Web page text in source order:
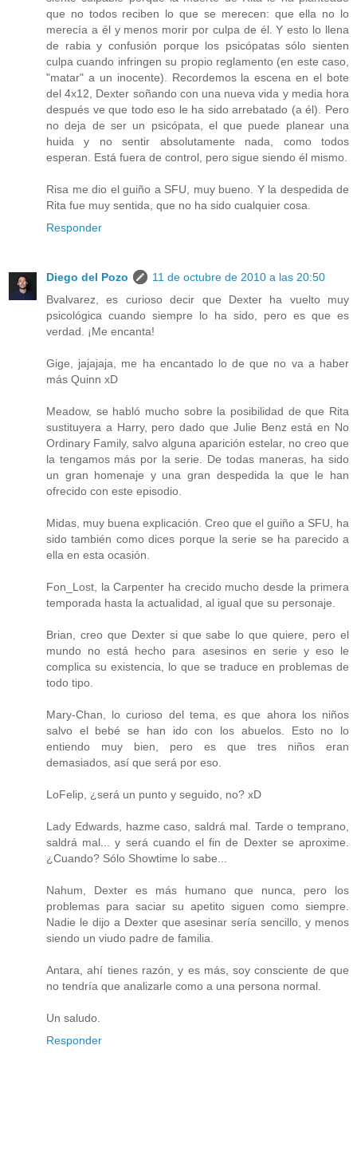
que no todos reciben lo que se merecen: que ella no lo
merecía a él y menos morir por culpa de él. Y esto lo llena
de rabia y confusión porque los psicópatas sólo sienten
culpa cuando infringen su propio reglamento (en este caso,
"matar" a un inocente). Recordemos la escena en el bote
del 4x12, Dexter soñando con una nueva vida y media hora
después ve que todo eso le ha sido arrebatado (a él). Pero
no deja de ser un psicópata, el que puede planear una
huida y no sentir absolutamente nada, como todos
esperan. Está fuera de control, pero sigue siendo él mismo.
Risa me dio el guiño a SFU, muy bueno. Y la despedida de
Rita fue muy sentida, que no ha sido cualquier cosa.
Responder
Diego del Pozo
11 de octubre de 2010 a las 20:50
Bvalvarez, es curioso decir que Dexter ha vuelto muy
psicológica cuando siempre lo ha sido, pero es que es
verdad. ¡Me encanta!
Gige, jajajaja, me ha encantado lo de que no va a haber
más Quinn xD
Meadow, se habló mucho sobre la posibilidad de que Rita
sustituyera a Harry, pero dado que Julie Benz está en No
Ordinary Family, salvo alguna aparición estelar, no creo que
la tengamos más por la serie. De todas maneras, ha sido
un gran homenaje y una gran despedida la que le han
ofrecido con este episodio.
Midas, muy buena explicación. Creo que el guiño a SFU, ha
sido también como dices porque la serie se ha parecido a
ella en esta ocasión.
Fon_Lost, la Carpenter ha crecido mucho desde la primera
temporada hasta la actualidad, al igual que su personaje.
Brian, creo que Dexter si que sabe lo que quiere, pero el
mundo no está hecho para asesinos en serie y eso le
complica su existencia, lo que se traduce en problemas de
todo tipo.
Mary-Chan, lo curioso del tema, es que ahora los niños
salvo el bebé se han ido con los abuelos. Esto no lo
entiendo muy bien, pero es que tres niños eran
demasiados, así que será por eso.
LoFelip, ¿será un punto y seguido, no? xD
Lady Edwards, hazme caso, saldrá mal. Tarde o temprano,
saldrá mal... y será cuando el fin de Dexter se aproxime.
¿Cuando? Sólo Showtime lo sabe...
Nahum, Dexter es más humano que nunca, pero los
problemas para saciar su apetito siguen como siempre.
Nadie le dijo a Dexter que asesinar sería sencillo, y menos
siendo un viudo padre de familia.
Antara, ahí tienes razón, y es más, soy consciente de que
no tendría que analizarle como a una persona normal.
Un saludo.
Responder